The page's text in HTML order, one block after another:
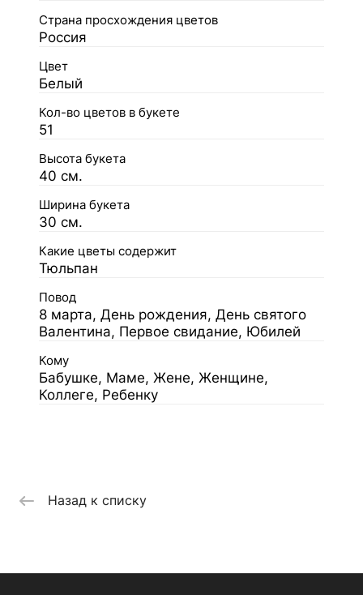
Страна просхождения цветов
Россия
Цвет
Белый
Кол-во цветов в букете
51
Высота букета
40 см.
Ширина букета
30 см.
Какие цветы содержит
Тюльпан
Повод
8 марта, День рождения, День святого
Валентина, Первое свидание, Юбилей
Кому
Бабушке, Маме, Жене, Женщине,
Коллеге, Ребенку
Назад к списку